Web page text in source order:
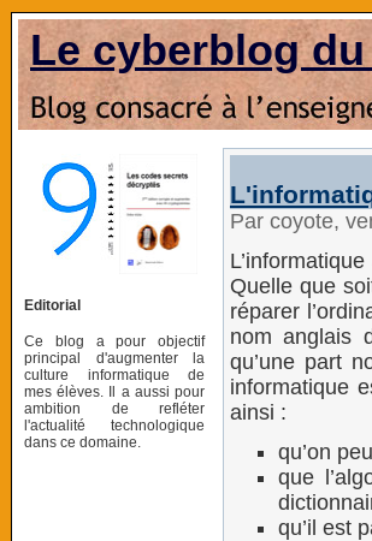
Le cyberblog
Editorial
Ce blog a pour objectif
principal d'augmenter la
culture informatique de
mes élèves. Il a aussi pour
ambition de refléter
l'actualité technologique
dans ce domaine.
Par coyote,
Quelle que
réparer
nom anglais
qu’une part
informatique
ainsi :
qu’on
que
qu’il est